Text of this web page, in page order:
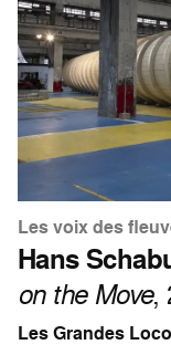
Les voix des
Hans
on the Move,
Les Grandes